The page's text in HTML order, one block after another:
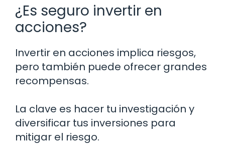
¿Es seguro invertir en
acciones?
Invertir en acciones implica riesgos,
pero también puede ofrecer grandes
recompensas.
La clave es hacer tu investigación y
diversificar tus inversiones para
mitigar el riesgo.